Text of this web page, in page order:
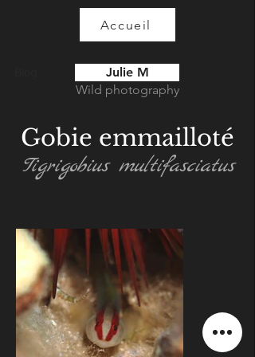
Accueil
Julie M
Wild photography
Gobie emmailloté
Tigrigobius multifasciatus